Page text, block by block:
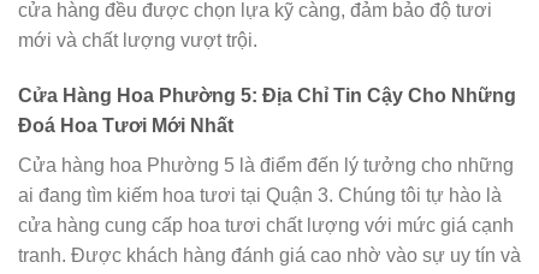
cửa hàng đều được chọn lựa kỹ càng, đảm bảo độ tươi
mới và chất lượng vượt trội.
Cửa Hàng Hoa Phường 5: Địa Chỉ Tin Cậy Cho Những
Đoá Hoa Tươi Mới Nhất
Cửa hàng hoa Phường 5 là điểm đến lý tưởng cho những
ai đang tìm kiếm hoa tươi tại Quận 3. Chúng tôi tự hào là
cửa hàng cung cấp hoa tươi chất lượng với mức giá cạnh
tranh. Được khách hàng đánh giá cao nhờ vào sự uy tín và